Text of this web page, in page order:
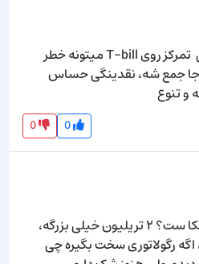
پیش‌بینی جسورانه‌س، ولی  تمرکز روی T-bill میتونه خطر
و تنوع
0
0